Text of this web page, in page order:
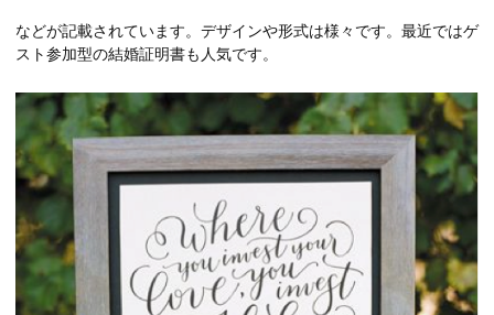
などが記載されています。デザインや形式は様々です。最近ではゲ
スト参加型の結婚証明書も人気です。